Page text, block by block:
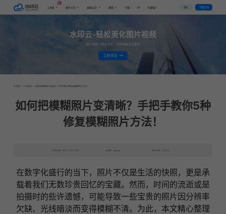
工具集 图片水印 视频水印 教程 下载 VIP 代理推广 登录 下载客户端
水印云-轻松美化图片视频
图片视频一键去水印，手机电脑均可使用
立即体验
首页 > 行业资讯 > 如何把模糊照片变清晰？手把手教你5种修复模糊照片方法！
如何把模糊照片变清晰？手把手教你5种
修复模糊照片方法！
发布日期：2024-10-24 10:35 发表者：qianqian 浏览次数：14307次
在数字化盛行的当下，照片不仅是生活的快照，更是承
载着我们无数珍贵回忆的宝藏。然而，时间的流逝或是
拍摄时的些许遗憾，可能导致一些宝贵的照片因分辨率
欠缺、光线暗淡而变得模糊不清。为此，本文精心整理